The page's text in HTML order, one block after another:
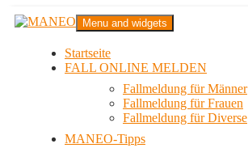
Zum
InhaltMANEO
Das schwule Anti-Gewalt-Projekt in Berlin
Menu and widgets
Startseite
FALL ONLINE MELDEN
Fallmeldung für Männer
Fallmeldung für Frauen
Fallmeldung für Diverse
MANEO-Tipps